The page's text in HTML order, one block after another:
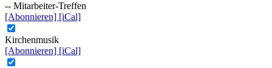
-- Mitarbeiter-Treffen
[Abonnieren] [iCal]
Kirchenmusik
[Abonnieren] [iCal]